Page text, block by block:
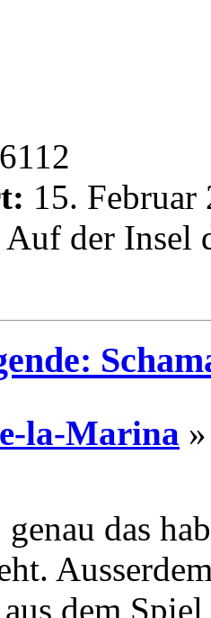
6112
15.
Auf der Insel
la-Marina
das
dem